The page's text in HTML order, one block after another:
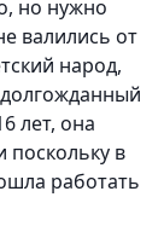
но нужно
валились от
народ,
лет, она
в
работать